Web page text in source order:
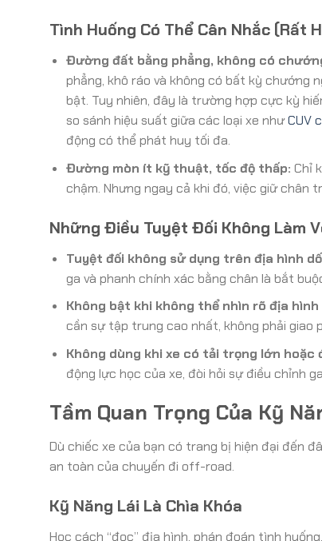
Tình Huống Có Thể Cân Nhắc (Rất
Đường đất bằng phẳng, không có
phẳng, khô ráo và không có bất kỳ chướng
bật. Tuy nhiên, đây là trường hợp cực kỳ
so sánh hiệu suất giữa các loại xe nhưCUV
động có thể phát huy tối đa.
Đường mòn ít kỹ thuật, tốc độ thấp: Chỉ
chậm. Nhưng ngay cả khi đó, việc giữ chân
Những Điều Tuyệt Đối Không Làm
Tuyệt đối không sử dụng trên địa hình
ga và phanh chính xác bằng chân là bắt
Không bật khi không thể nhìn rõ địa
cần sự tập trung cao nhất, không phải giao
Không dùng khi xe có tải trọng lớn
động lực học của xe, đòi hỏi sự điều chỉnh
Tầm Quan Trọng Của Kỹ
Dù chiếc xe của bạn có trang bị hiện đại đến
an toàn của chuyến đi off-road.
Kỹ Năng Lái Là Chìa Khóa
Học cách “đọc” địa hình, phán đoán tình